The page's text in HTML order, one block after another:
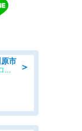
＞
市
ニキビケア&毛穴改善フェイシャルサロン BELDAD